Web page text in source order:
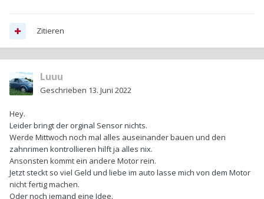
Zitieren
Luuu
Geschrieben 13. Juni 2022
Hey.
Leider bringt der orginal Sensor nichts.
Werde Mittwoch noch mal alles auseinander bauen und den
zahnrimen kontrollieren hilft ja alles nix.
Ansonsten kommt ein andere Motor rein.
Jetzt steckt so viel Geld und liebe im auto lasse mich von dem Motor
nicht fertig machen.
Oder noch jemand eine Idee.